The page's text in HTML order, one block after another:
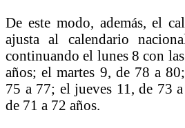
De este modo, además, el
ajusta al calendario
continuando el lunes 8 con
años; el martes 9, de 78 a
75 a 77; el jueves 11, de 73
de 71 a 72 años.